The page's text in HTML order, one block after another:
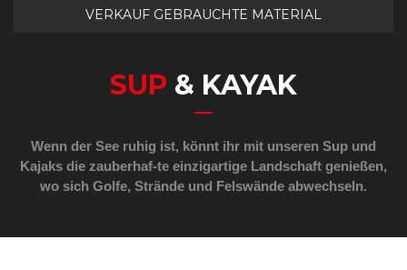
VERKAUF GEBRAUCHTE MATERIAL
SUP & KAYAK
Wenn der See ruhig ist, könnt ihr mit unseren Sup und
Kajaks die zauberhaf-te einzigartige Landschaft genießen,
wo sich Golfe, Strände und Felswände abwechseln.